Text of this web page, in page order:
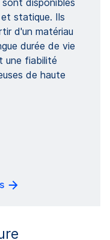
statique. Ils
d'un matériau
durée de vie
une fiabilité
de haute